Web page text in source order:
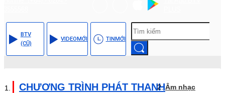
BTV
(CŨ)
VIDEOMỚI TINMỚI
CHƯƠNG TRÌNH PHÁT THANHÂm nhạc